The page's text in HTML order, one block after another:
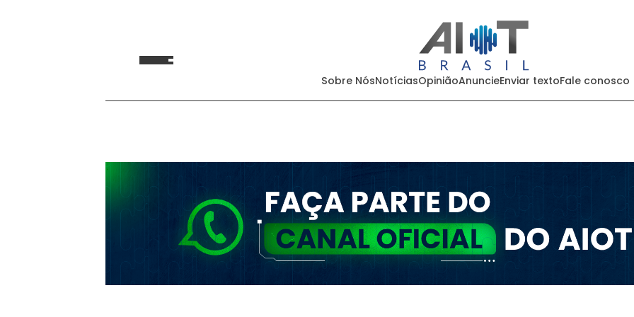
Sobre NósNotíciasOpiniãoAnuncieEnviar textoFale conosco